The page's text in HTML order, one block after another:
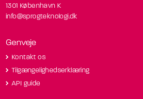
1301 København K
info@sprogteknologi.dk
Genveje
Kontakt os
Tilgængelighedserklæring
API guide